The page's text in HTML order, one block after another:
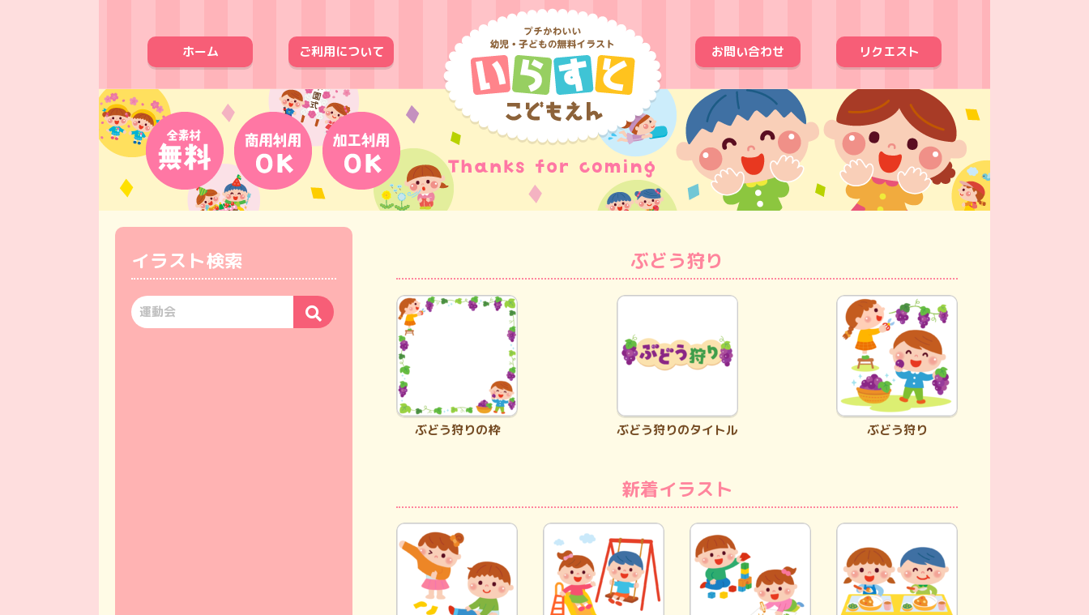
ホーム ご利用について お問い合わせ リクエスト
イラスト検索 ぶどう狩り
ぶどう狩りの枠 ぶどう狩りのタイトル ぶどう狩り
新着イラスト